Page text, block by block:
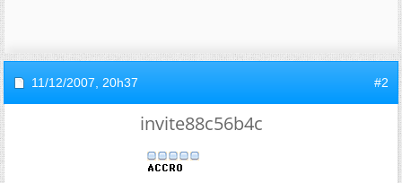
11/12/2007, 20h37 #2
invite88c56b4c